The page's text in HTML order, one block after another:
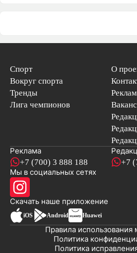
Спорт
Вокруг спорта
Тренды
Лига чемпионов
О
Реклама
+7 (700) 3 888 188 +7
Мы в социальных сетях
Скачать наше приложениеновостей
iOS Android Huawei
Политика
Политика
Правила использования